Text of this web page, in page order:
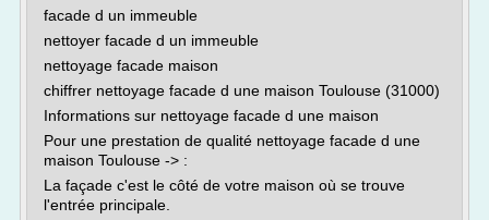
facade d un immeuble
nettoyer facade d un immeuble
nettoyage facade maison
chiffrer nettoyage facade d une maison Toulouse (31000)
Informations sur nettoyage facade d une maison
Pour une prestation de qualité nettoyage facade d une
maison Toulouse -> :
La façade c'est le côté de votre maison où se trouve
l'entrée principale.